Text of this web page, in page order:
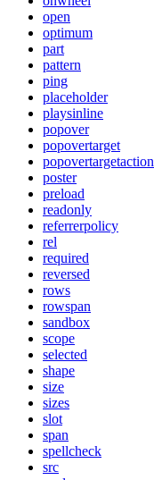
open
optimum
part
pattern
ping
placeholder
playsinline
popover
popovertarget
popovertargetaction
poster
preload
readonly
referrerpolicy
rel
required
reversed
rows
rowspan
sandbox
scope
selected
shape
size
sizes
slot
span
spellcheck
src